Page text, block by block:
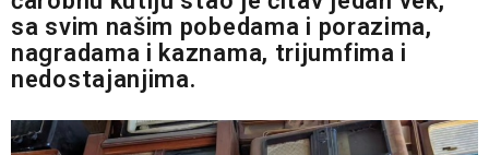
sa svim našim pobedama i porazima,
nagradama i kaznama, trijumfima i
nedostajanjima.